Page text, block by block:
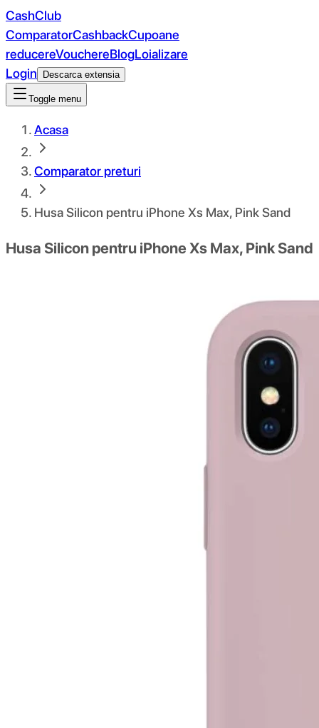
CashClub
ComparatorCashbackCupoane
reducereVouchereBlogLoializare
Login
Descarca extensia
Toggle menu
Acasa
Comparator preturi
Husa Silicon pentru iPhone Xs Max, Pink Sand
Husa Silicon pentru iPhone Xs Max, Pink Sand